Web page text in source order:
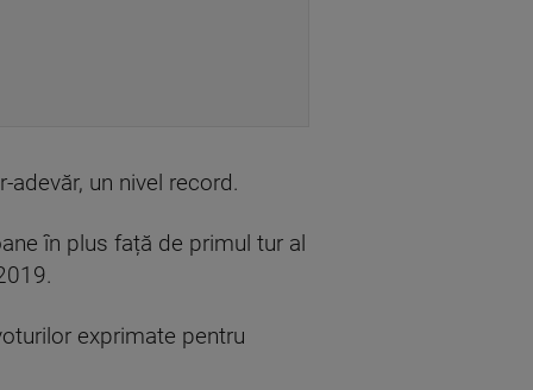
un nivel record.
în plus față de primul tur al
exprimate pentru